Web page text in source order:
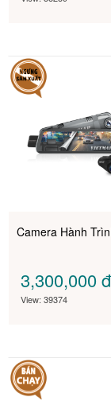
Camera Hành
3,300,000đ
View: 39374